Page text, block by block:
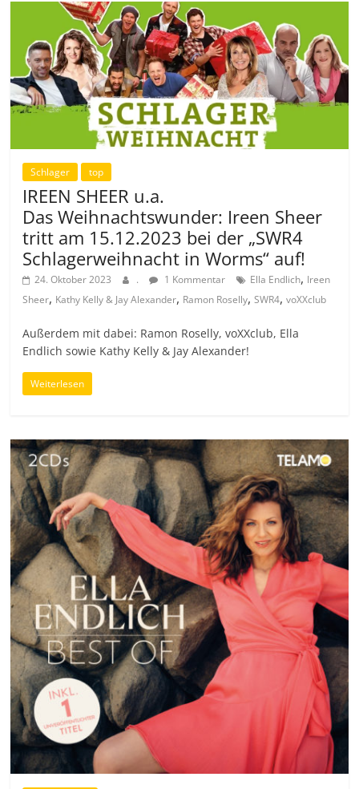
Schlager top
IREEN SHEER u.a.
Das Weihnachtswunder: Ireen Sheer
tritt am 15.12.2023 bei der „SWR4
Schlagerweihnacht in Worms“ auf!
24. Oktober 2023 . 1 Kommentar Ella Endlich, Ireen
Sheer, Kathy Kelly & Jay Alexander, Ramon Roselly,SWR4,voXXclub
Außerdem mit dabei: Ramon Roselly, voXXclub, Ella
Endlich sowie Kathy Kelly & Jay Alexander!
Weiterlesen